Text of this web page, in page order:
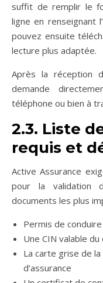
suffit de remplir le
ligne en renseignant
pouvez ensuite
lecture plus adaptée.
Après la réception
demande
téléphone ou bien à
2.3. Liste
requis et
Active Assurance
pour la validation
documents les plus
Permis de
Une CIN valable du
La carte grise de
d’assurance